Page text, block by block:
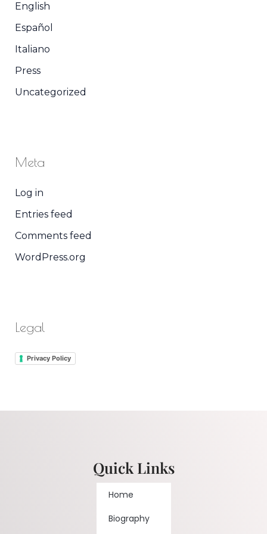
English
Español
Italiano
Press
Uncategorized
Meta
Log in
Entries feed
Comments feed
WordPress.org
Legal
Privacy Policy
Quick Links
Home
Biography